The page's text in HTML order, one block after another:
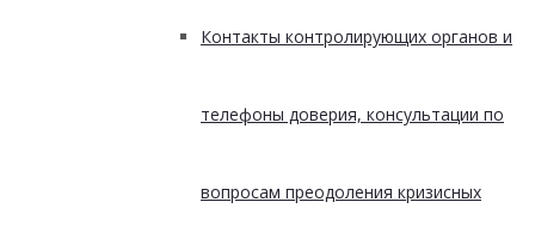
Контакты контролирующих органов и
телефоны доверия, консультации по
вопросам преодоления кризисных